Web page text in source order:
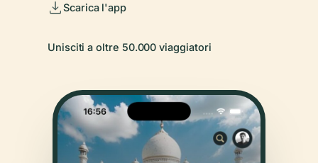
Scarica l'app
Unisciti a oltre 50.000 viaggiatori